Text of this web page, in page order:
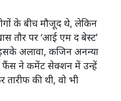
के बीच मौजूद थे, लेकिन
तौर पर ‘आई एम द बेस्ट’
अलावा, कजिन अनन्या
फैंस ने कमेंट सेक्शन में उन्हें
की थी, वो भी